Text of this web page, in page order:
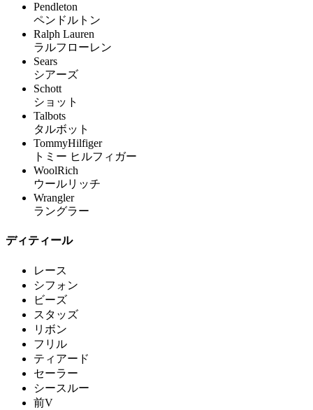
Pendleton
ペンドルトン
Ralph Lauren
ラルフローレン
Sears
シアーズ
Schott
ショット
Talbots
タルボット
TommyHilfiger
トミー ヒルフィガー
WoolRich
ウールリッチ
Wrangler
ラングラー
ディティール
レース
シフォン
ビーズ
スタッズ
リボン
フリル
ティアード
セーラー
シースルー
前V